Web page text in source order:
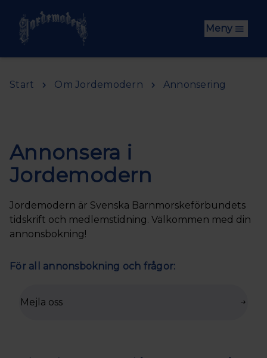
Meny
Start Om Jordemodern Annonsering
Annonsera i
Jordemodern
Jordemodern är Svenska Barnmorskeförbundets
tidskrift och medlemstidning. Välkommen med din
annonsbokning!
För all annonsbokning och frågor:
Mejla oss